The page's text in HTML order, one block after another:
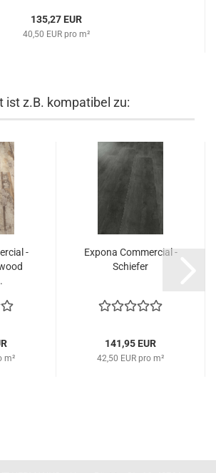
135,27 EUR
40,50 EUR pro m²
ist z.B. kompatibel zu:
-
m²
Expona Commercial -
Schiefer
141,95 EUR
42,50 EUR pro m²